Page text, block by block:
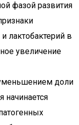
фазой развития
лактобактерий в
увеличение
доли
начинается